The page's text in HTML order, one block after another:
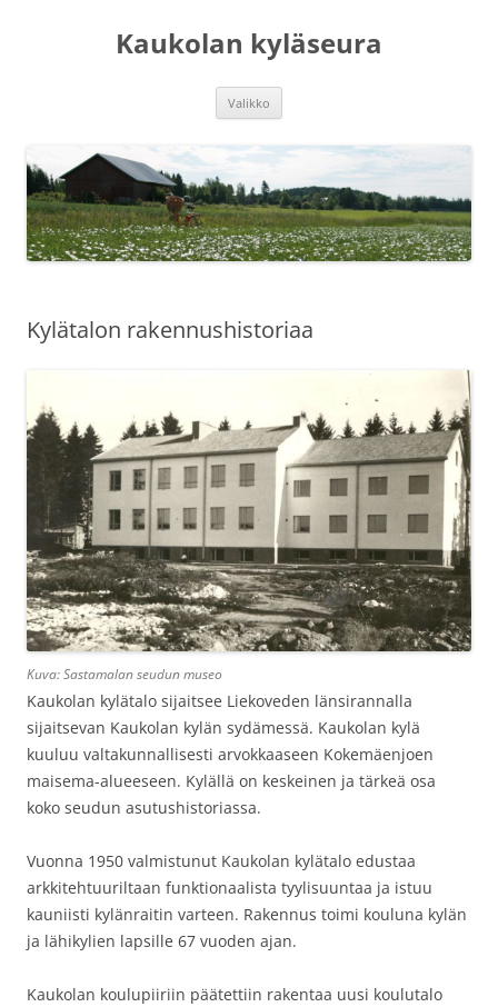
Kaukolan kyläseura
Valikko
Kylätalon rakennushistoriaa
Kuva: Sastamalan seudun museo
Kaukolan kylätalo sijaitsee Liekoveden länsirannalla
sijaitsevan Kaukolan kylän sydämessä. Kaukolan kylä
kuuluu valtakunnallisesti arvokkaaseen Kokemäenjoen
maisema-alueeseen. Kylällä on keskeinen ja tärkeä osa
koko seudun asutushistoriassa.
Vuonna 1950 valmistunut Kaukolan kylätalo edustaa
arkkitehtuuriltaan funktionaalista tyylisuuntaa ja istuu
kauniisti kylänraitin varteen. Rakennus toimi kouluna kylän
ja lähikylien lapsille 67 vuoden ajan.
Kaukolan koulupiiriin päätettiin rakentaa uusi koulutalo